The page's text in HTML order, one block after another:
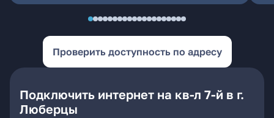
Проверить доступность по адресу
Подключить интернет на кв-л 7-й в г.
Люберцы